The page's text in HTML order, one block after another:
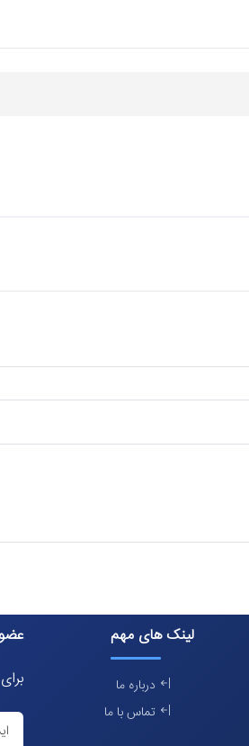
لینک های مهم
درباره ما
تماس با ما